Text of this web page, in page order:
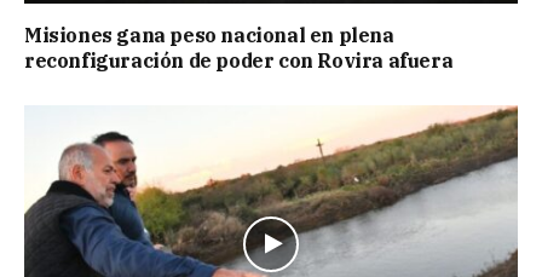
Misiones gana peso nacional en plena
reconfiguración de poder con Rovira afuera